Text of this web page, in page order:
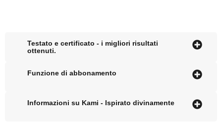
Testato e certificato - i migliori risultati
ottenuti.
Funzione di abbonamento
Informazioni su Kami - Ispirato divinamente